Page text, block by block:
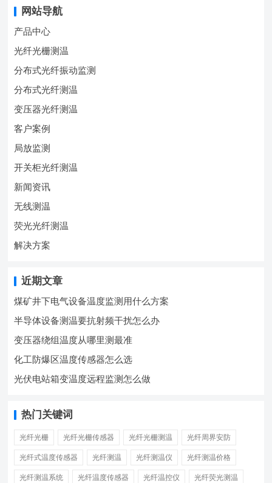
网站导航
产品中心
光纤光栅测温
分布式光纤振动监测
分布式光纤测温
变压器光纤测温
客户案例
局放监测
开关柜光纤测温
新闻资讯
无线测温
荧光光纤测温
解决方案
近期文章
煤矿井下电气设备温度监测用什么方案
半导体设备测温要抗射频干扰怎么办
变压器绕组温度从哪里测最准
化工防爆区温度传感器怎么选
光伏电站箱变温度远程监测怎么做
热门关键词
光纤光栅 光纤光栅传感器 光纤光栅测温 光纤周界安防
光纤式温度传感器 光纤测温 光纤测温仪 光纤测温价格
光纤测温系统 光纤温度传感器 光纤温控仪 光纤荧光测温